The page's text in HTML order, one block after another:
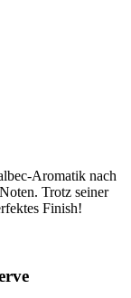
Aromatik nach
Trotz seiner
Finish!